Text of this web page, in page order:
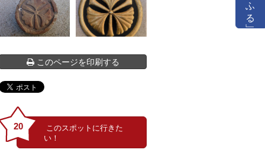
このページを印刷する
20